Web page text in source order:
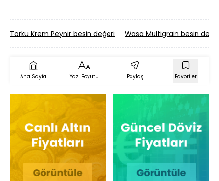
Torku Krem Peynir besin değeri Wasa Multigrain besin
Ana Sayfa Yazı Boyutu Paylaş Favoriler